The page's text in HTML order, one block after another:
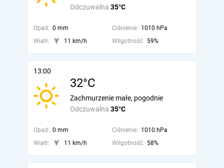
Odczuwalna 35°C
Opad: 0 mm Ciśnienie: 1010 hPa
Wiatr:
11 km/h Wilgotność: 59%
13:00
32°C
Odczuwalna 35°C
Zachmurzenie małe, pogodnie
Opad: 0 mm Ciśnienie: 1010 hPa
Wiatr:
11 km/h Wilgotność: 58%